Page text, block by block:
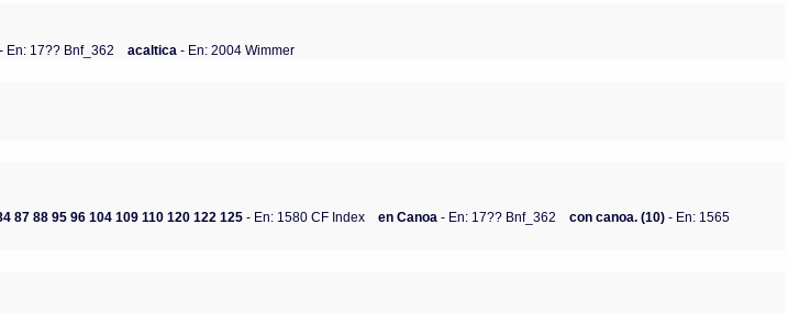
- En: 17?? Bnf_362 acaltica- En: 2004 Wimmer
87 88 95 96 104 109 110 120 122 125 - En: 1580 CF Index en Canoa - En: 17?? Bnf_362 con canoa. (10) - En: 1565